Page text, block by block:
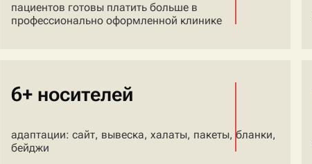
пациентов готовы платить больше в
профессионально оформленной клинике
6+ носителей
адаптации: сайт, вывеска, халаты, пакеты, бланки,
бейджи